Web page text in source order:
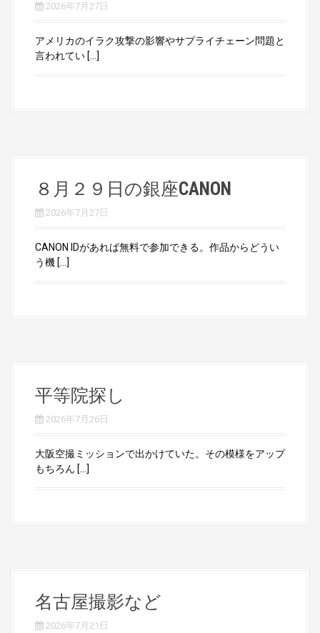
2026年7月27日
アメリカのイラク攻撃の影響やサプライチェーン問題と
言われてい […]
８月２９日の銀座CANON
2026年7月27日
CANON IDがあれば無料で参加できる。作品からどうい
う機 […]
平等院探し
2026年7月26日
大阪空撮ミッションで出かけていた。その模様をアップ
もちろん […]
名古屋撮影など
2026年7月21日